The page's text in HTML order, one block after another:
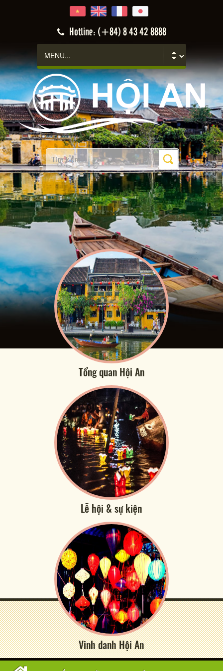
Hotline: (+84) 8 43 42 8888
Tổng quan Hội An
Lễ hội & sự kiện
Vinh danh Hội An